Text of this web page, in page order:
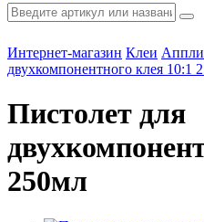
Интернет-магазин Клеи
двухкомпонентного клея 10:1
Пистолет для
250мл